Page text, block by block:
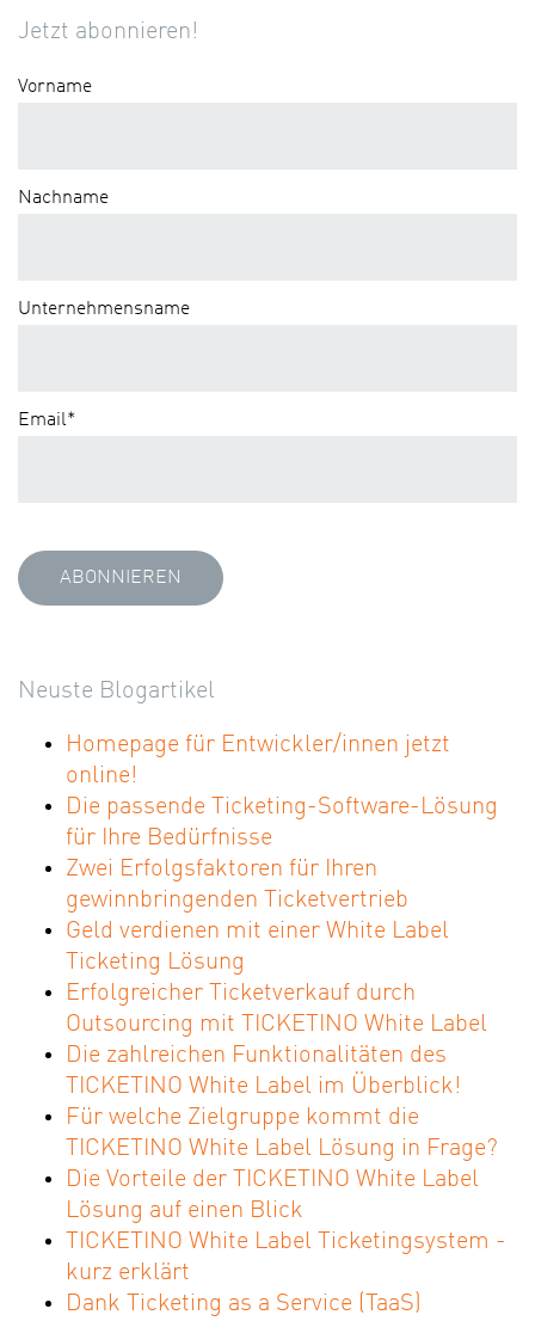
Jetzt abonnieren!
Vorname
Nachname
Unternehmensname
Email*
Neuste Blogartikel
Homepage für Entwickler/innen jetzt
online!
Die passende Ticketing-Software-Lösung
für Ihre Bedürfnisse
Zwei Erfolgsfaktoren für Ihren
gewinnbringenden Ticketvertrieb
Geld verdienen mit einer White Label
Ticketing Lösung
Erfolgreicher Ticketverkauf durch
Outsourcing mit TICKETINO White Label
Die zahlreichen Funktionalitäten des
TICKETINO White Label im Überblick!
Für welche Zielgruppe kommt die
TICKETINO White Label Lösung in Frage?
Die Vorteile der TICKETINO White Label
Lösung auf einen Blick
TICKETINO White Label Ticketingsystem -
kurz erklärt
Dank Ticketing as a Service (TaaS)